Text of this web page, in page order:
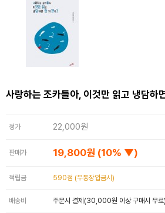
사랑하는 조카들아, 이것만 읽고 냉담하
정가 22,000원
판매가 19,800원 (10% ▼)
적립금 590점 (무통장입금시)
배송비 주문시 결제(30,000원 이상 구매시 무료)